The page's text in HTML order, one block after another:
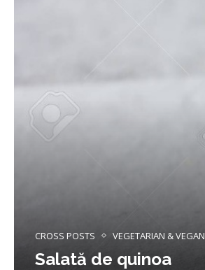
CROSS POSTS VEGETARIAN & VEGAN
Salată de quinoa